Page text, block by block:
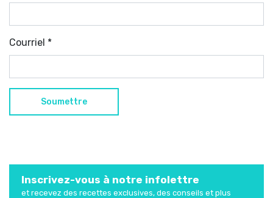
Courriel *
Inscrivez-vous à notre infolettre
et recevez des recettes exclusives, des conseils et plus